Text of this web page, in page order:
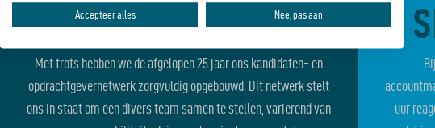
GROOT NETWERK
Met trots hebben we de afgelopen 25 jaar ons kandidaten- en
opdrachtgevernetwerk zorgvuldig opgebouwd. Dit netwerk stelt
ons in staat om een divers team samen te stellen, variërend van
uur
Accepteer alles Nee, pas aan